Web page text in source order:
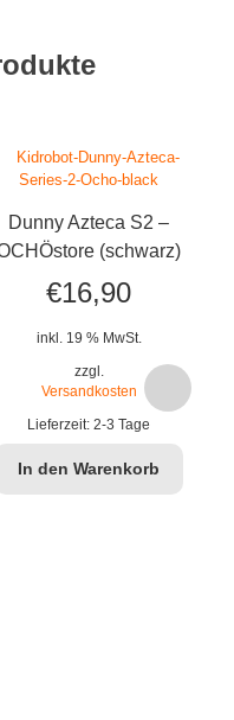
Dunny Azteca S2 –
(schwarz)
€16,90
inkl. 19 % MwSt.
zzgl.
Versandkosten
Lieferzeit:2-3 Tage
In den Warenkorb